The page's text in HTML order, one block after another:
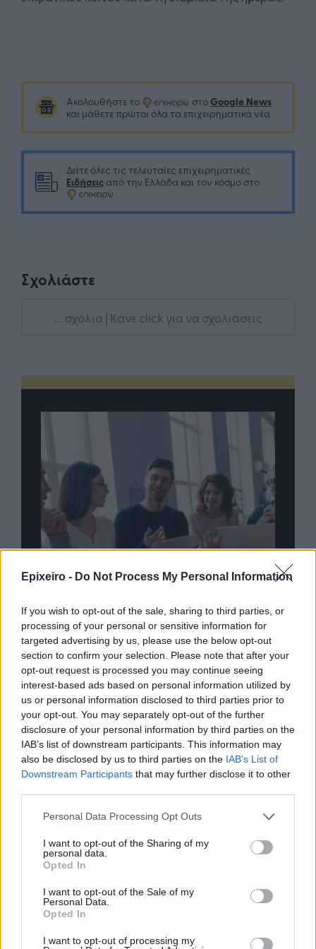
Epixeiro - Do Not Process My Personal Information
If you wish to opt-out of the sale, sharing to third parties, or
processing of your personal or sensitive information for
targeted advertising by us, please use the below opt-out
section to confirm your selection. Please note that after your
opt-out request is processed you may continue seeing
interest-based ads based on personal information utilized by
us or personal information disclosed to third parties prior to
your opt-out. You may separately opt-out of the further
disclosure of your personal information by third parties on the
IAB’s list of downstream participants. This information may
also be disclosed by us to third parties on the IAB’s List of
Downstream Participants that may further disclose it to other
Personal Data Processing Opt Outs
I want to opt-out of the Sharing of my
personal data.
Opted In
I want to opt-out of the Sale of my
Personal Data.
Opted In
I want to opt-out of processing my
Ακολουθήστε το στο Google News
και μάθετε πρώτοι όλα τα επιχειρηματικά νέα
Δείτε όλες τις τελευταίες επιχειρηματικές
Ειδήσεις από την Ελλάδα και τον κόσμο στο
Σχολιάστε
... σχόλια | Κάνε click για να σχολιάσεις
TP Greece: Πώς διαμορφώνεται το
μέλλον του Insurance στην εποχή του AI
Η
Advertorial
Περισσότερα από το
επέκτασης του Μετρό
07/08/26|16:44